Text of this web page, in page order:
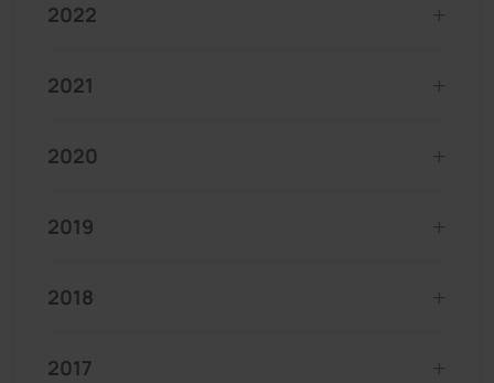
2022
2021
2020
2019
2018
2017